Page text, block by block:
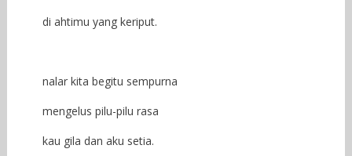
di ahtimu yang keriput.
nalar kita begitu sempurna
mengelus pilu-pilu rasa
kau gila dan aku setia.